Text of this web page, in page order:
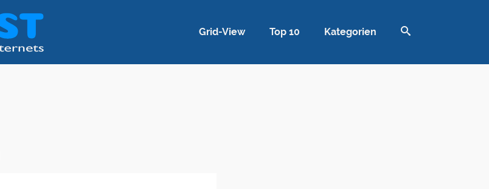
Grid-View Top 10 Kategorien